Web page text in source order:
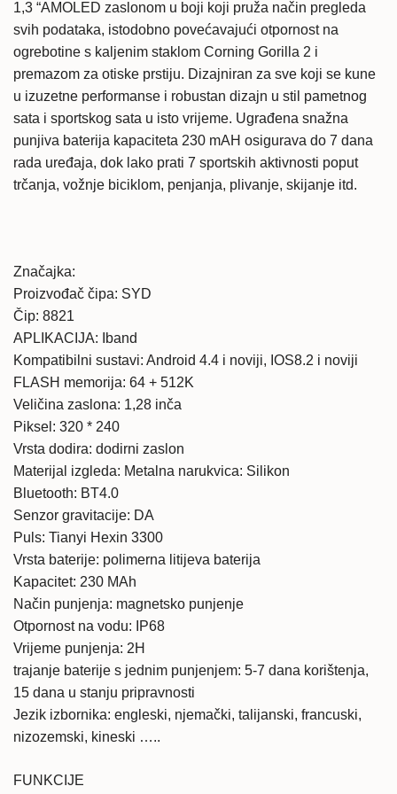
1,3 “AMOLED zaslonom u boji koji pruža način pregleda
svih podataka, istodobno povećavajući otpornost na
ogrebotine s kaljenim staklom Corning Gorilla 2 i
premazom za otiske prstiju. Dizajniran za sve koji se kune
u izuzetne performanse i robustan dizajn u stil pametnog
sata i sportskog sata u isto vrijeme. Ugrađena snažna
punjiva baterija kapaciteta 230 mAH osigurava do 7 dana
rada uređaja, dok lako prati 7 sportskih aktivnosti poput
trčanja, vožnje biciklom, penjanja, plivanje, skijanje itd.
Značajka:
Proizvođač čipa: SYD
Čip: 8821
APLIKACIJA: Iband
Kompatibilni sustavi: Android 4.4 i noviji, IOS8.2 i noviji
FLASH memorija: 64 + 512K
Veličina zaslona: 1,28 inča
Piksel: 320 * 240
Vrsta dodira: dodirni zaslon
Materijal izgleda: Metalna narukvica: Silikon
Bluetooth: BT4.0
Senzor gravitacije: DA
Puls: Tianyi Hexin 3300
Vrsta baterije: polimerna litijeva baterija
Kapacitet: 230 MAh
Način punjenja: magnetsko punjenje
Otpornost na vodu: IP68
Vrijeme punjenja: 2H
trajanje baterije s jednim punjenjem: 5-7 dana korištenja,
15 dana u stanju pripravnosti
Jezik izbornika: engleski, njemački, talijanski, francuski,
nizozemski, kineski …..
FUNKCIJE